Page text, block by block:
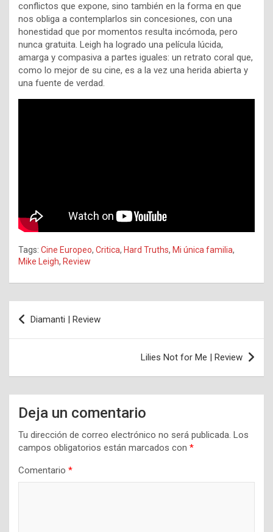
conflictos que expone, sino también en la forma en que
nos obliga a contemplarlos sin concesiones, con una
honestidad que por momentos resulta incómoda, pero
nunca gratuita. Leigh ha logrado una película lúcida,
amarga y compasiva a partes iguales: un retrato coral que,
como lo mejor de su cine, es a la vez una herida abierta y
una fuente de verdad.
Tags: Cine Europeo, Critica, Hard Truths, Mi única familia,
Mike Leigh, Review
Navegación
de
Diamanti | Review
Lilies Not for Me | Review
Deja un comentario
Tu dirección de correo electrónico no será publicada. Los
campos obligatorios están marcados con *
Comentario *